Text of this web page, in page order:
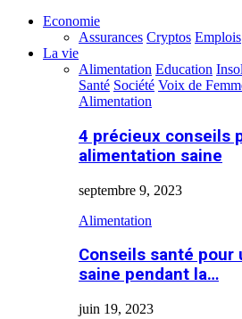
Economie
Assurances Cryptos Emplois
La vie
Alimentation Education
Santé Société Voix de
Alimentation
4 précieux conseils
alimentation saine
septembre 9, 2023
Alimentation
Conseils santé pour
saine pendant la…
juin 19, 2023